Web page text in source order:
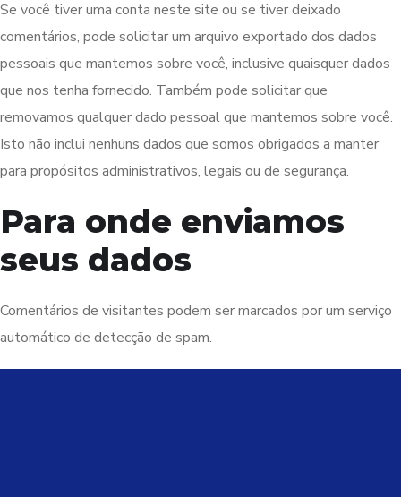
Se você tiver uma conta neste site ou se tiver deixado
comentários, pode solicitar um arquivo exportado dos dados
pessoais que mantemos sobre você, inclusive quaisquer dados
que nos tenha fornecido. Também pode solicitar que
removamos qualquer dado pessoal que mantemos sobre você.
Isto não inclui nenhuns dados que somos obrigados a manter
para propósitos administrativos, legais ou de segurança.
Para onde enviamos
seus dados
Comentários de visitantes podem ser marcados por um serviço
automático de detecção de spam.